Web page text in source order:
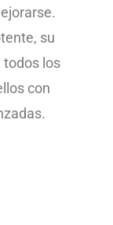
su
todos los
con